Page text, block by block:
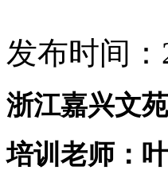
发布时间：
浙江嘉兴文
培训老师：